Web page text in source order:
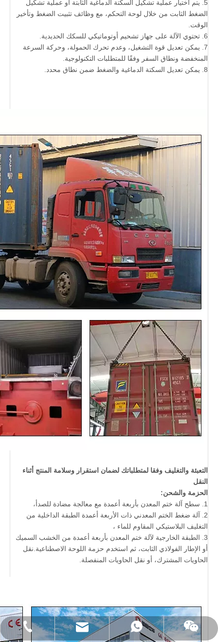
5. يتم اختيار عملية تشكيل السكتة الدماغية الثابتة أو عملية تشكيل
الضغط الثابت من خلال لوحة التحكم، مع وظائف تثبيت الضغط وتأخير
الوقت.
6. تحتوي الآلة على جهاز تشحيم أوتوماتيكي للسكك الحديدية.
7. يمكن تعديل قوة التشغيل، وعدم تحرك الحمولة، وحركة السرعة
المنخفضة ونطاق السفر وفقًا للمتطلبات التكنولوجية.
8. يمكن تعديل السكتة الدماغية والضغط ضمن نطاق محدد.
التعبئة والتغليف وفقا لمتطلباتك لضمان استقرار وسلامة المنتج أثناء
النقل
الحزمة والشحن:
1. سطح آلة ختم المعدن بأربعة أعمدة مع معالجة مضادة للصدأ،
2. آلة ضغط الختم المعدني ذات الأربعة أعمدة الطبقة الداخلية من
التغليف البلاستيكي المقاوم للماء ،
3. الطبقة الخارجية لآلة ختم المعدن بأربعة أعمدة من الخشب السميك
أو الإطار الفولاذي الثابت، ثم استخدم حزمة اللوحة الاصطناعية.نقل
الحاويات المشترك، أو نقل الحاويات المنفصلة.
WeChat
Whatsapp
Email:sales01@chinahydraulicpress.com
Tel: +86 18863259220